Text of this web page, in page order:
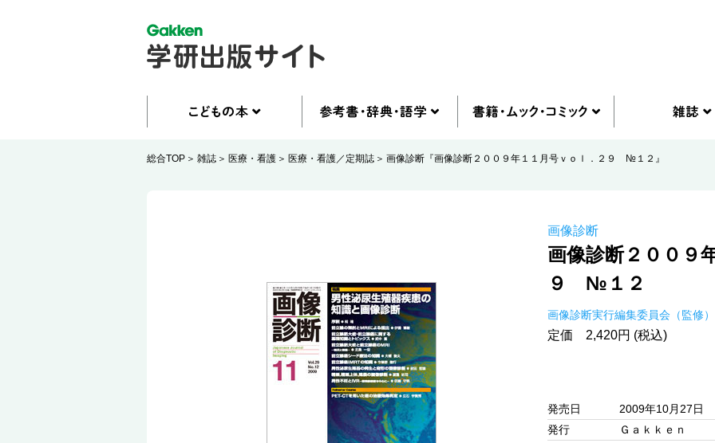
総合TOP 雑誌 医療・看護 医療・看護／定期誌 画像診断『画像診断２００９年１１月号ｖｏｌ．２９ №１２』
画像診断
画像診断２００９
９ №１２
画像診断実行編集委員会（監修）
定価 2,420円 (税込)
発売日
2009年10月27日
発行
Ｇａｋｋｅｎ